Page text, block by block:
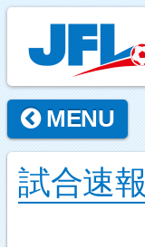
MENU
試合速報